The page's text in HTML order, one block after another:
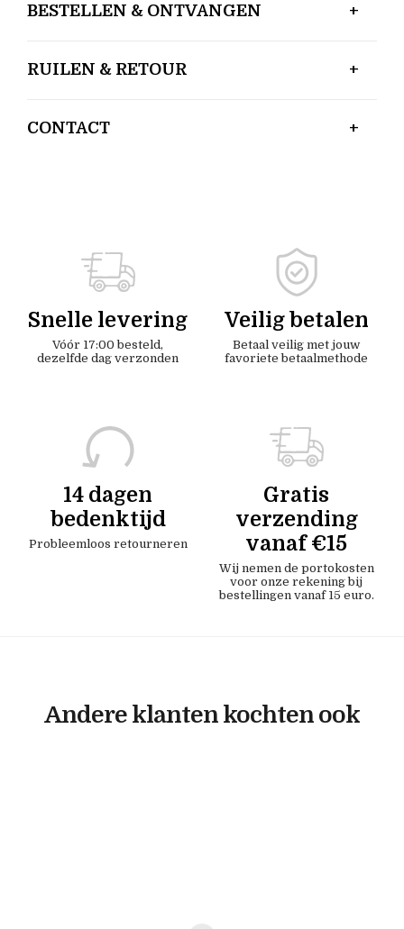
BESTELLEN & ONTVANGEN
RUILEN & RETOUR
CONTACT
Snelle levering
Vóór 17:00 besteld,
dezelfde dag verzonden
Veilig betalen
Betaal veilig met jouw
favoriete betaalmethode
14 dagen
bedenktijd
Probleemloos retourneren
Gratis
verzending
vanaf €15
Wij nemen de portokosten
voor onze rekening bij
bestellingen vanaf 15 euro.
Andere klanten kochten ook